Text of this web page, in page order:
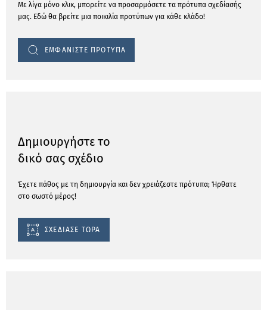
Με λίγα μόνο κλικ, μπορείτε να προσαρμόσετε τα πρότυπα σχεδίασής
μας. Εδώ θα βρείτε μια ποικιλία προτύπων για κάθε κλάδο!
ΕΜΦΑΝΙΣΤΕ ΠΡΟΤΥΠΑ
Δημιουργήστε το
δικό σας σχέδιο
Έχετε πάθος με τη δημιουργία και δεν χρειάζεστε πρότυπα; Ήρθατε
στο σωστό μέρος!
ΣΧΕΔΙΑΣΕ ΤΩΡΑ